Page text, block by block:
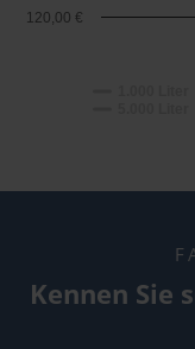
120,00 €
Kennen Sie